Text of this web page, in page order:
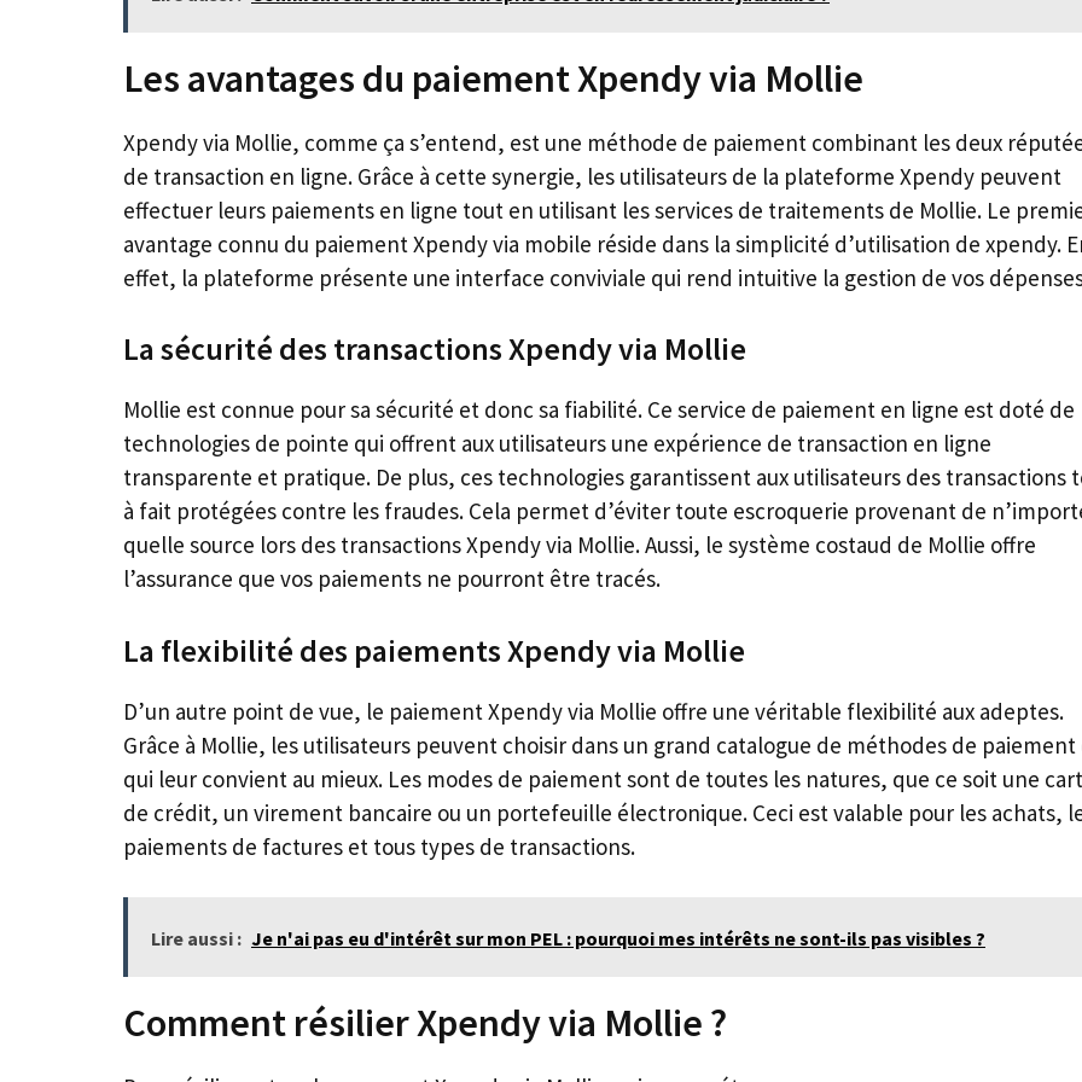
Les avantages du paiement Xpendy via Mollie
Xpendy via Mollie, comme ça s’entend, est une méthode de paiement combinant les deux
de transaction en ligne. Grâce à cette synergie, les utilisateurs de la plateforme Xpendy peuvent
effectuer leurs paiements en ligne tout en utilisant les services de traitements de Mollie. Le
avantage connu du paiement Xpendy via mobile réside dans la simplicité d’utilisation de xpendy.
effet, la plateforme présente une interface conviviale qui rend intuitive la gestion de vos
La sécurité des transactions Xpendy via Mollie
Mollie est connue pour sa sécurité et donc sa fiabilité. Ce service de paiement en ligne est doté de
technologies de pointe qui offrent aux utilisateurs une expérience de transaction en ligne
transparente et pratique. De plus, ces technologies garantissent aux utilisateurs des transactions
à fait protégées contre les fraudes. Cela permet d’éviter toute escroquerie provenant de
quelle source lors des transactions Xpendy via Mollie. Aussi, le système costaud de Mollie offre
l’assurance que vos paiements ne pourront être tracés.
La flexibilité des paiements Xpendy via Mollie
D’un autre point de vue, le paiement Xpendy via Mollie offre une véritable flexibilité aux adeptes.
Grâce à Mollie, les utilisateurs peuvent choisir dans un grand catalogue de méthodes de paiement
qui leur convient au mieux. Les modes de paiement sont de toutes les natures, que ce soit une
de crédit, un virement bancaire ou un portefeuille électronique. Ceci est valable pour les achats,
paiements de factures et tous types de transactions.
Lire aussi : Je n'ai pas eu d'intérêt sur mon PEL : pourquoi mes intérêts ne sont-ils pas visibles ?
Comment résilier Xpendy via Mollie ?